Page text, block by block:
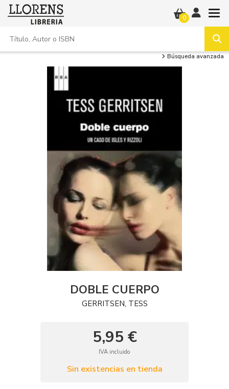
Búsqueda avanzada
0
DOBLE CUERPO
GERRITSEN, TESS
5,95 €
IVA incluido
Sin existencias en tienda